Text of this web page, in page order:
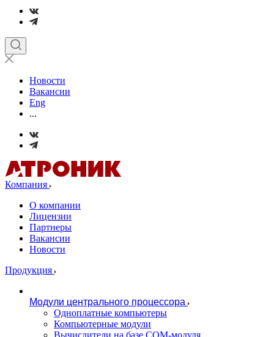
Новости
Вакансии
Eng
...
Компания
О компании
Лицензии
Партнеры
Вакансии
Новости
Продукция
Модули центрального процессора
Одноплатные компьютеры
Компьютерные модули
Вычислители на базе COM-модуля